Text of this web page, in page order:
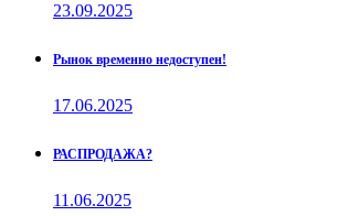
23.09.2025
Рынок временно недоступен!
17.06.2025
РАСПРОДАЖА?
11.06.2025